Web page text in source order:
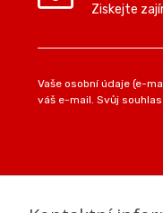
Ziskejte
Vaše osobní údaje (e-
váš e-mail. Svůj